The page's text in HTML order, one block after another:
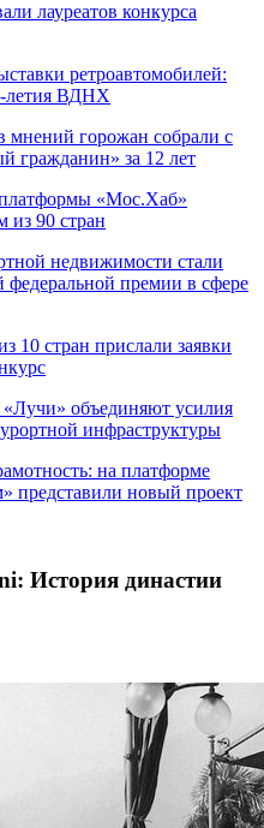
лауреатов конкурса
ретроавтомобилей:
летия ВДНХ
мнений горожан собрали с
за 12 лет
«Мос.Хаб»
из 90 стран
недвижимости стали
федеральной премии в сфере
10 стран прислали заявки
объединяют усилия
инфраструктуры
на платформе
представили новый проект
История династии